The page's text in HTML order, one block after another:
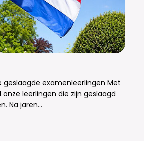
examenleerlingen Met
leerlingen die zijn geslaagd
Na jaren...